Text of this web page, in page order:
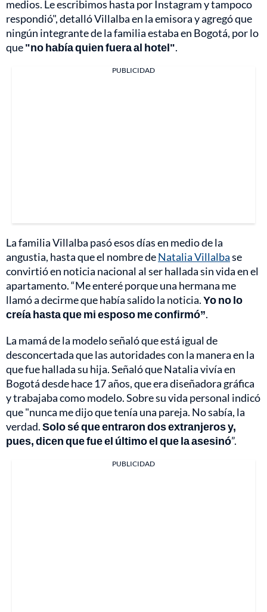
medios. Le escribimos hasta por Instagram y tampoco
respondió", detalló Villalba en la emisora y agregó que
ningún integrante de la familia estaba en Bogotá, por lo
que"no había quien fuera al hotel".
PUBLICIDAD
La familia Villalba pasó esos días en medio de la
angustia, hasta que el nombre deNatalia Villalbase
convirtió en noticia nacional al ser hallada sin vida en el
apartamento. “Me enteré porque una hermana me
llamó a decirme que había salido la noticia.Yo no lo
creía hasta que mi esposo me confirmó”.
La mamá de la modelo señaló que está igual de
desconcertada que las autoridades con la manera en la
que fue hallada su hija. Señaló que Natalia vivía en
Bogotá desde hace 17 años, que era diseñadora gráfica
y trabajaba como modelo. Sobre su vida personal indicó
que "nunca me dijo que tenía una pareja. No sabía, la
verdad.Solo sé que entraron dos extranjeros y,
pues, dicen que fue el último el que la asesinó”.
PUBLICIDAD